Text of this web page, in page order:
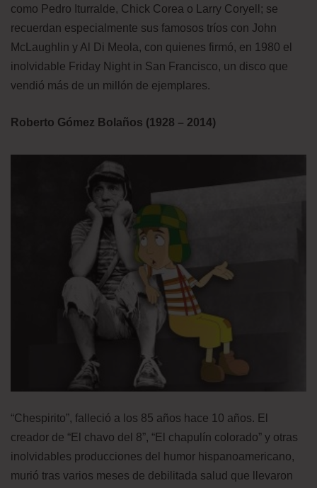
como Pedro Iturralde, Chick Corea o Larry Coryell; se
recuerdan especialmente sus famosos tríos con John
McLaughlin y Al Di Meola, con quienes firmó, en 1980 el
inolvidable Friday Night in San Francisco, un disco que
vendió más de un millón de ejemplares.
Roberto Gómez Bolaños (1928 – 2014)
“Chespirito”, falleció a los 85 años hace 10 años. El
creador de “El chavo del 8”, “El chapulín colorado” y otras
inolvidables producciones del humor hispanoamericano,
murió tras varios meses de debilitada salud que llevaron